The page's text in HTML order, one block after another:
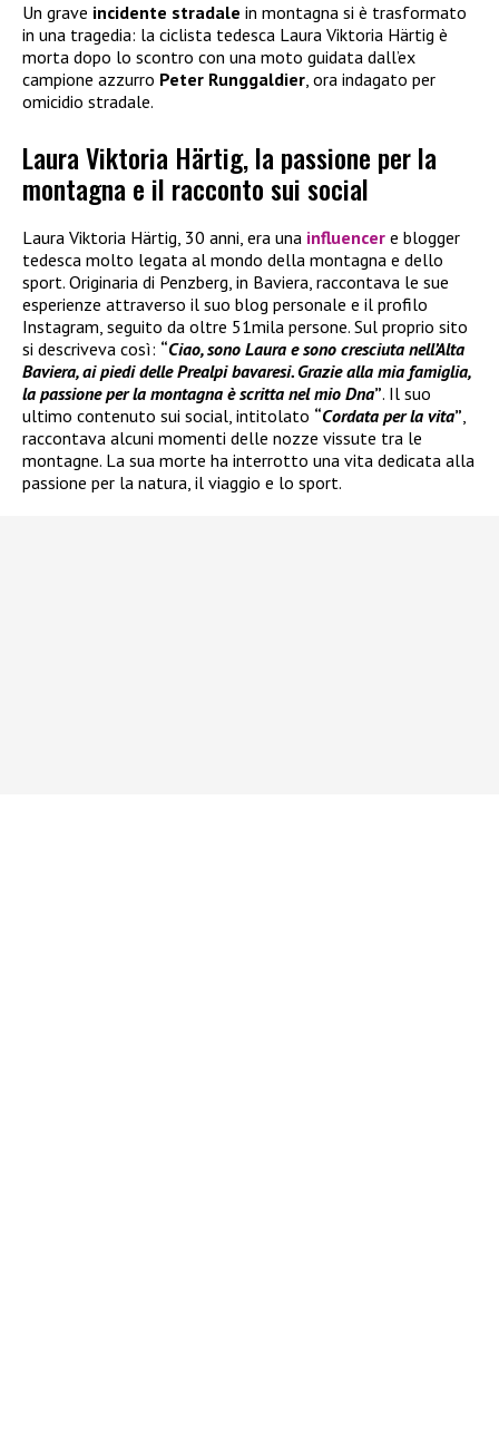
Un grave incidente stradale in montagna si è trasformato
in una tragedia: la ciclista tedesca Laura Viktoria Härtig è
morta dopo lo scontro con una moto guidata dall’ex
campione azzurro Peter Runggaldier, ora indagato per
omicidio stradale.
Laura Viktoria Härtig, la passione per la
montagna e il racconto sui social
Laura Viktoria Härtig, 30 anni, era una influencer e blogger
tedesca molto legata al mondo della montagna e dello
sport. Originaria di Penzberg, in Baviera, raccontava le sue
esperienze attraverso il suo blog personale e il profilo
Instagram, seguito da oltre 51mila persone. Sul proprio sito
si descriveva così: “Ciao, sono Laura e sono cresciuta nell’Alta
Baviera, ai piedi delle Prealpi bavaresi. Grazie alla mia famiglia,
la passione per la montagna è scritta nel mio Dna”. Il suo
ultimo contenuto sui social, intitolato “Cordata per la vita”,
raccontava alcuni momenti delle nozze vissute tra le
montagne. La sua morte ha interrotto una vita dedicata alla
passione per la natura, il viaggio e lo sport.